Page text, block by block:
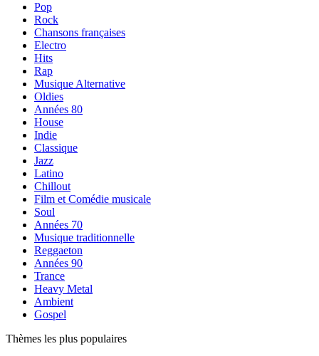
Pop
Rock
Chansons françaises
Electro
Hits
Rap
Musique Alternative
Oldies
Années 80
House
Indie
Classique
Jazz
Latino
Chillout
Film et Comédie musicale
Soul
Années 70
Musique traditionnelle
Reggaeton
Années 90
Trance
Heavy Metal
Ambient
Gospel
Thèmes les plus populaires